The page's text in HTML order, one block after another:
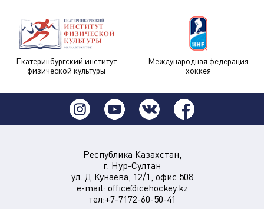
Екатеринбургский институт
физической культуры
Международная федерация
хоккея
Республика Казахстан,
г. Нур-Султан
ул. Д.Кунаева, 12/1, офис 508
e-mail: office@icehockey.kz
тел:+7-7172-60-50-41